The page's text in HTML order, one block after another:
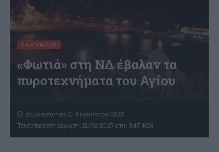
ΖΆΚΥΝΘΟΣ
«Φωτιά» στη ΝΔ έβαλαν τα
πυροτεχνήματα του Αγίου
Τελευταία ενημέρωση: 21/08/2025 στις 3:47 ΜΜ
Δημοσιεύτηκε 21 Αυγούστου 2025